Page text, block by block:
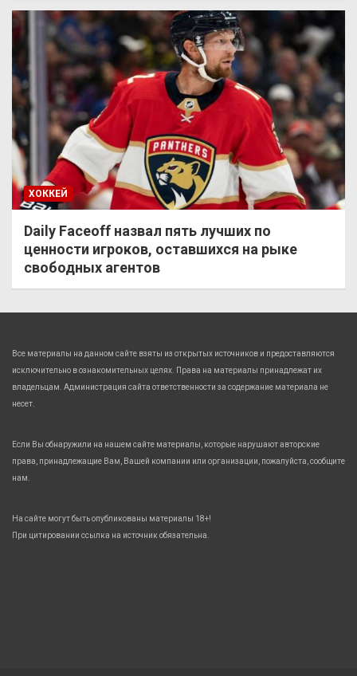
ХОККЕЙ
Daily Faceoff назвал пять лучших по
ценности игроков, оставшихся на рыке
свободных агентов
Все материалы на данном сайте взяты из открытых источников и предоставляются
исключительно в ознакомительных целях. Права на материалы принадлежат их
владельцам. Администрация сайта ответственности за содержание материала не
несет.
Если Вы обнаружили на нашем сайте материалы, которые нарушают авторские
права, принадлежащие Вам, Вашей компании или организации, пожалуйста, сообщите
нам.
На сайте могут быть опубликованы материалы 18+!
При цитировании ссылка на источник обязательна.